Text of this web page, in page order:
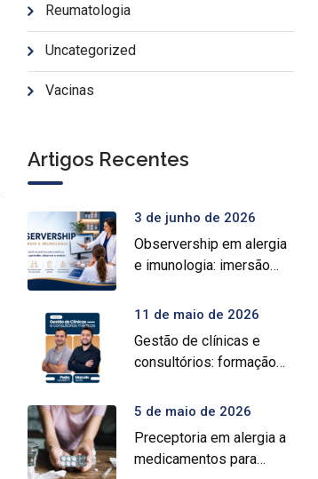
Reumatologia
Uncategorized
Vacinas
Artigos Recentes
3 de junho de 2026
Observership em alergia
e imunologia: imersão
11 de maio de 2026
Gestão de clínicas e
consultórios: formação
5 de maio de 2026
Preceptoria em alergia a
medicamentos para